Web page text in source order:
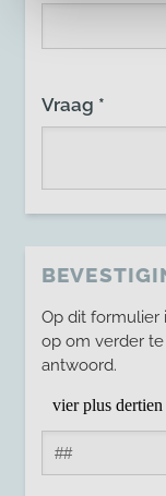
Vraag *
Op dit formulier
op om verder
antwoord.